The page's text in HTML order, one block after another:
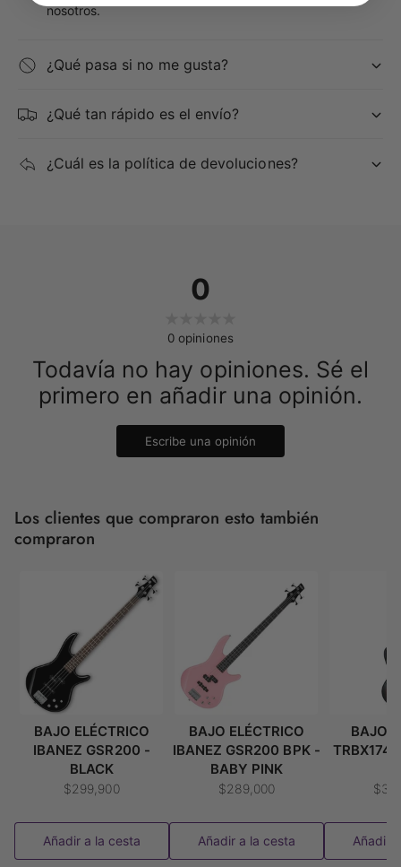
nosotros.
¿Qué pasa si no me gusta?
¿Qué tan rápido es el envío?
¿Cuál es la política de devoluciones?
0
0 opiniones
Todavía no hay opiniones. Sé el
primero en añadir una opinión.
Escribe una opinión
Los clientes que compraron esto también
compraron
BAJO ELÉCTRICO
IBANEZ GSR200 -
BLACK
$299,900
Añadir a la cesta
BAJO ELÉCTRICO
IBANEZ GSR200 BPK -
BABY PINK
$289,000
Añadir a la cesta
BAJO
TRBX174
Añadir